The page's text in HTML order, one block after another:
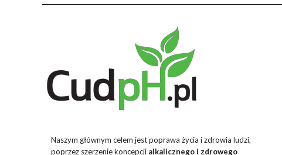
Naszym głównym celem jest poprawa życia i zdrowia ludzi,
poprzez szerzenie koncepcji alkalicznego i zdrowego